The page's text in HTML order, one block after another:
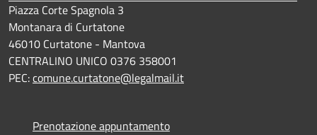
Piazza Corte Spagnola 3
Montanara di Curtatone
46010 Curtatone - Mantova
CENTRALINO UNICO 0376 358001
PEC:comune.curtatone@legalmail.it
Prenotazione appuntamento